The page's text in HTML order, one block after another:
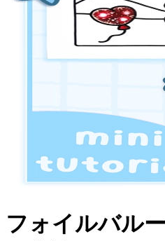
フォイルバル